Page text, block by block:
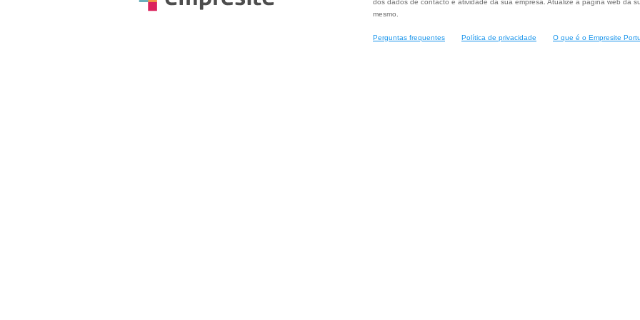
dos dados de contacto e atividade da sua empresa. Atualize a página web da
mesmo.
Perguntas frequentes Política de privacidade O que é o Empresite